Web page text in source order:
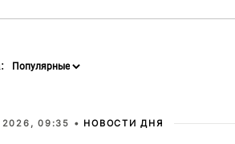
09:35 • НОВОСТИ ДНЯ